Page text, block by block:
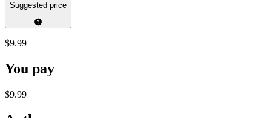
Suggested price
$9.99
You pay
$9.99